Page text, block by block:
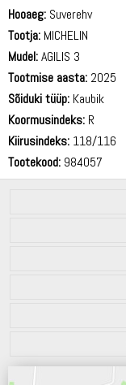
Hooaeg: Suverehv
Tootja: MICHELIN
Mudel:AGILIS 3
Tootmise aasta: 2025
Sõiduki tüüp: Kaubik
Koormusindeks: R
Kiirusindeks: 118/116
Tootekood: 984057